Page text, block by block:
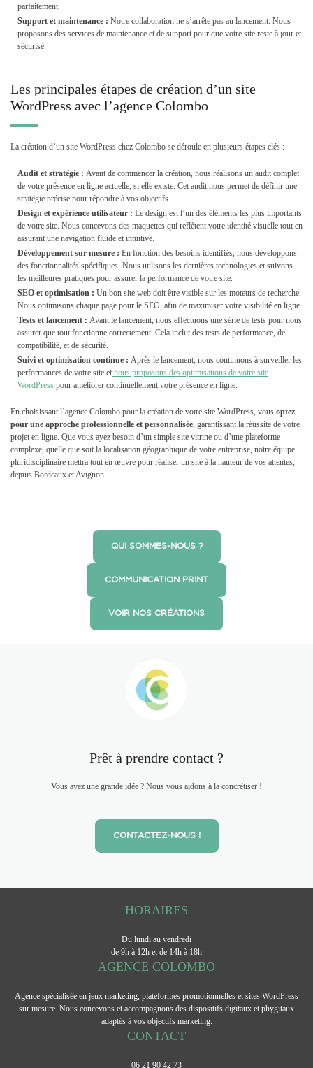
parfaitement.
Support et maintenance : Notre collaboration ne s’arrête pas au lancement. Nous
proposons des services de maintenance et de support pour que votre site reste à jour et
sécurisé.
Les principales étapes de création d’un site
WordPress avec l’agence Colombo
La création d’un site WordPress chez Colombo se déroule en plusieurs étapes clés :
Audit et stratégie : Avant de commencer la création, nous réalisons un audit complet
de votre présence en ligne actuelle, si elle existe. Cet audit nous permet de définir une
stratégie précise pour répondre à vos objectifs.
Design et expérience utilisateur : Le design est l’un des éléments les plus importants
de votre site. Nous concevons des maquettes qui reflètent votre identité visuelle tout en
assurant une navigation fluide et intuitive.
Développement sur mesure : En fonction des besoins identifiés, nous développons
des fonctionnalités spécifiques. Nous utilisons les dernières technologies et suivons
les meilleures pratiques pour assurer la performance de votre site.
SEO et optimisation : Un bon site web doit être visible sur les moteurs de recherche.
Nous optimisons chaque page pour le SEO, afin de maximiser votre visibilité en ligne.
Tests et lancement : Avant le lancement, nous effectuons une série de tests pour nous
assurer que tout fonctionne correctement. Cela inclut des tests de performance, de
compatibilité, et de sécurité.
Suivi et optimisation continue : Après le lancement, nous continuons à surveiller les
performances de votre site et nous proposons des optimisations de votre site
WordPress pour améliorer continuellement votre présence en ligne.
En choisissant l’agence Colombo pour la création de votre site WordPress, vous optez
pour une approche professionnelle et personnalisée, garantissant la réussite de votre
projet en ligne. Que vous ayez besoin d’un simple site vitrine ou d’une plateforme
complexe, quelle que soit la localisation géographique de votre entreprise, notre équipe
pluridisciplinaire mettra tout en œuvre pour réaliser un site à la hauteur de vos attentes,
depuis Bordeaux et Avignon.
QUI SOMMES-NOUS ?
COMMUNICATION PRINT
VOIR NOS CRÉATIONS
Prêt à prendre contact ?
Vous avez une grande idée ? Nous vous aidons à la concrétiser !
CONTACTEZ-NOUS !
HORAIRES
Du lundi au vendredi
de 9h à 12h et de 14h à 18h
AGENCE COLOMBO
Agence spécialisée en jeux marketing, plateformes promotionnelles et sites WordPress
sur mesure. Nous concevons et accompagnons des dispositifs digitaux et phygitaux
adaptés à vos objectifs marketing.
CONTACT
06 21 90 42 73